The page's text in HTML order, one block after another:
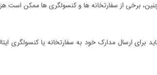
برخی از سفارتخانه ها و کنسولگری ها ممکن است
برای ارسال مدارک خود به سفارتخانه یا کنسولگری